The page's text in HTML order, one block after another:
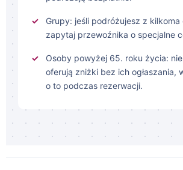
Grupy: jeśli podróżujesz z kilkoma
zapytaj przewoźnika o specjalne
Osoby powyżej 65. roku życia:
oferują zniżki bez ich ogłaszania,
o to podczas rezerwacji.